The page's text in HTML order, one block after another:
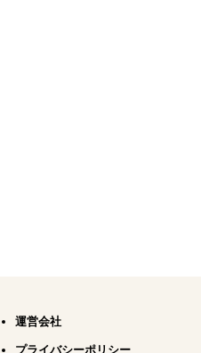
運営会社
プライバシーポリシー